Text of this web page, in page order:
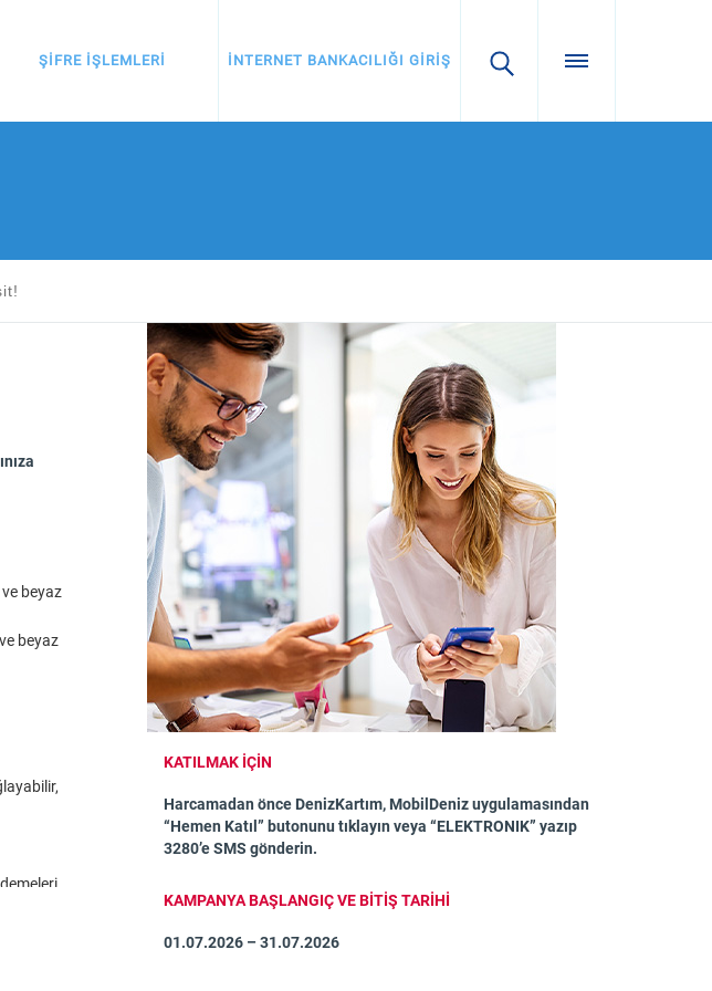
İNTERNET BANKACILIĞI GİRİŞ
ŞİFRE İŞLEMLERİ
Ödemeler
KATILMAK İÇİN
Harcamadan önce DenizKartım, MobilDeniz uygulamasından
“Hemen Katıl” butonunu tıklayın veya “ELEKTRONIK” yazıp
3280’e SMS gönderin.
KAMPANYA BAŞLANGIÇ VE BİTİŞ TARİHİ
01.07.2026 – 31.07.2026
beyaz
beyaz